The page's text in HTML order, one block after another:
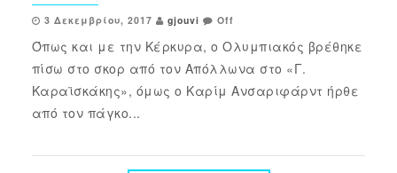
3 Δεκεμβρίου, 2017 gjouvi Off
Όπως και με την Κέρκυρα, ο Ολυμπιακός βρέθηκε
πίσω στο σκορ από τον Απόλλωνα στο «Γ.
Καραϊσκάκης», όμως ο Καρίμ Ανσαριφάρντ ήρθε
από τον πάγκο...